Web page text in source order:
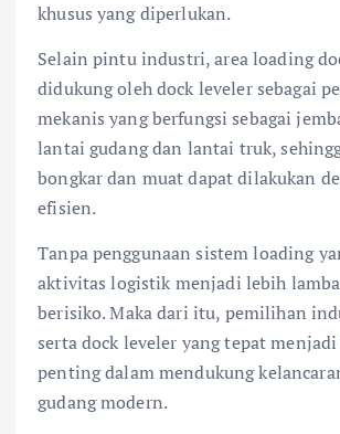
khusus yang diperlukan.
Selain pintu industri, area loading
didukung oleh dock leveler sebagai
mekanis yang berfungsi sebagai
lantai gudang dan lantai truk,
bongkar dan muat dapat dilakukan
efisien.
Tanpa penggunaan sistem loading
aktivitas logistik menjadi lebih
berisiko. Maka dari itu, pemilihan
serta dock leveler yang tepat
penting dalam mendukung
gudang modern.